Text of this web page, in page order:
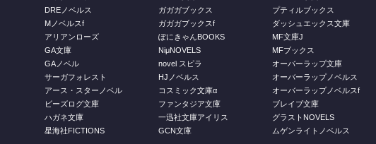
DREノベルス
Mノベルスf
アリアンローズ
GA文庫
GAノベル
サーガフォレスト
アース・スターノベル
ビーズログ文庫
ハガネ文庫
星海社FICTIONS
ガガガブックス
ガガガブックスf
ぽにきゃんBOOKS
NiμNOVELS
novel スピラ
HJノベルス
コスミック文庫α
ファンタジア文庫
一迅社文庫アイリス
GCN文庫
プティルブックス
ダッシュエックス文庫
MF文庫J
MFブックス
オーバーラップ文庫
オーバーラップノベルス
オーバーラップノベルスf
ブレイブ文庫
グラストNOVELS
ムゲンライトノベルス